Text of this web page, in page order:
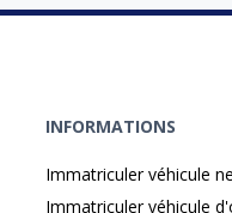
INFORMATIONS
Immatriculer véhicule
Immatriculer véhicule